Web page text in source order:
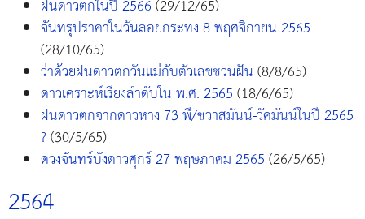
ฝนดาวตกในปี 2566(29/12/65)
จันทรุปราคาในวันลอยกระทง 8 พฤศจิกายน 2565
(28/10/65)
ว่าด้วยฝนดาวตกวันแม่กับตัวเลขชวนฝัน(8/8/65)
ดาวเคราะห์เรียงลำดับใน พ.ศ. 2565(18/6/65)
ฝนดาวตกจากดาวหาง 73 พี/ชวาสมันน์-วัคมันน์ในปี 2565
?(30/5/65)
ดวงจันทร์บังดาวศุกร์ 27 พฤษภาคม 2565(26/5/65)
2564